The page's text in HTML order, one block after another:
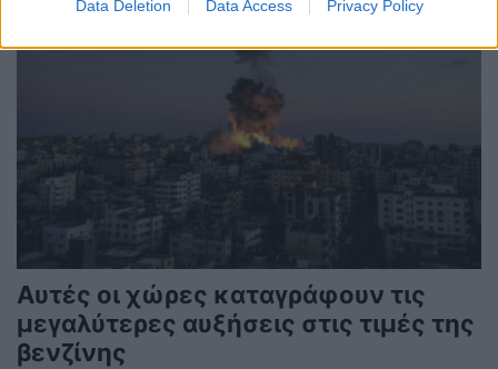
Data Deletion Data Access Privacy Policy
Αυτές οι χώρες καταγράφουν τις
μεγαλύτερες αυξήσεις στις τιμές της
βενζίνης